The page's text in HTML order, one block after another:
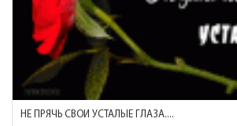
НЕ ПРЯЧЬ СВОИ УСТАЛЫЕ ГЛАЗА....